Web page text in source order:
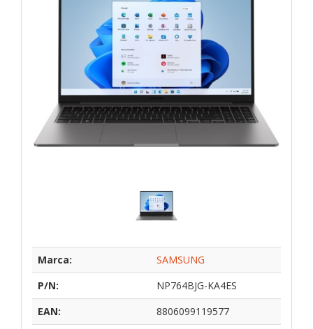
Marca:
SAMSUNG
P/N:
NP764BJG-KA4ES
EAN:
8806099119577